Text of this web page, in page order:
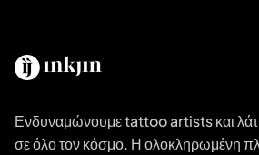
Ενδυναμώνουμε tattoo artists και
σε όλο τον κόσμο. Η ολοκληρωμένη